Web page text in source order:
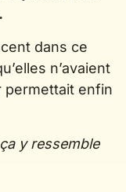
dans ce
n’avaient
permettait enfin
y ressemble